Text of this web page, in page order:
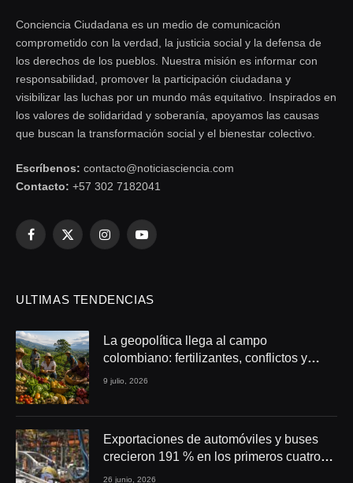
Conciencia Ciudadana es un medio de comunicación
comprometido con la verdad, la justicia social y la defensa de
los derechos de los pueblos. Nuestra misión es informar con
responsabilidad, promover la participación ciudadana y
visibilizar las luchas por un mundo más equitativo. Inspirados en
los valores de solidaridad y soberanía, apoyamos las causas
que buscan la transformación social y el bienestar colectivo.
Escríbenos: contacto@noticiasciencia.com
Contacto: +57 302 7182041
Facebook
X
InstagramYouTube
ULTIMAS TENDENCIAS
La geopolítica llega al campo
colombiano: fertilizantes, conflictos y
seguridad alimentaria
9 julio, 2026
Exportaciones de automóviles y buses
crecieron 191 % en los primeros cuatro
meses de 2026
26 junio, 2026